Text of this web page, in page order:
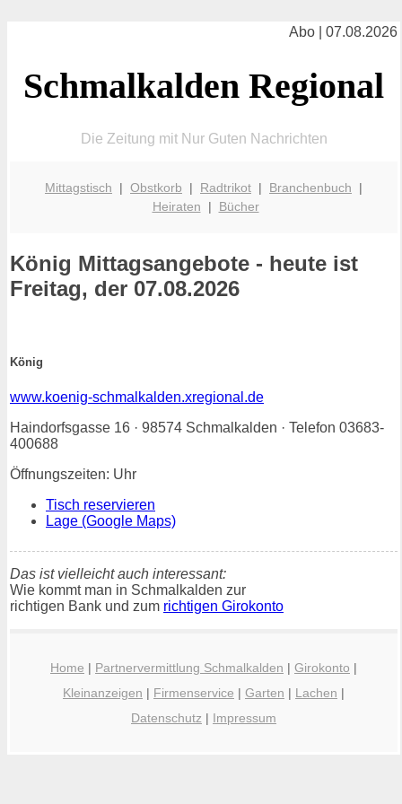
Abo | 07.08.2026
Schmalkalden Regional
Die Zeitung mit Nur Guten Nachrichten
Mittagstisch | Obstkorb | Radtrikot | Branchenbuch |
Heiraten | Bücher
König Mittagsangebote - heute ist
Freitag, der 07.08.2026
König
www.koenig-schmalkalden.xregional.de
Haindorfsgasse 16 · 98574 Schmalkalden · Telefon 03683-
400688
Öffnungszeiten: Uhr
Tisch reservieren
Lage (Google Maps)
Das ist vielleicht auch interessant:
Wie kommt man in Schmalkalden zur
richtigen Bank und zum richtigen Girokonto
Home | Partnervermittlung Schmalkalden | Girokonto |
Kleinanzeigen | Firmenservice | Garten | Lachen |
Datenschutz | Impressum